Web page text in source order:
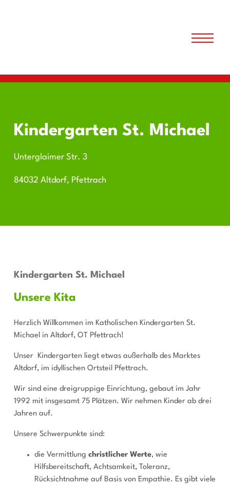
Kindergarten St. Michael
Unterglaimer Str. 3
84032 Altdorf, Pfettrach
Kindergarten St. Michael
Unsere Kita
Herzlich Willkommen im Katholischen Kindergarten St.
Michael in Altdorf, OT Pfettrach!
Unser Kindergarten liegt etwas außerhalb des Marktes
Altdorf, im idyllischen Ortsteil Pfettrach.
Wir sind eine dreigruppige Einrichtung, gebaut im Jahr
1992 mit insgesamt 75 Plätzen. Wir nehmen Kinder ab drei
Jahren auf.
Unsere Schwerpunkte sind:
die Vermittlung christlicher Werte, wie
Hilfsbereitschaft, Achtsamkeit, Toleranz,
Rücksichtnahme auf Basis von Empathie. Es gibt viele